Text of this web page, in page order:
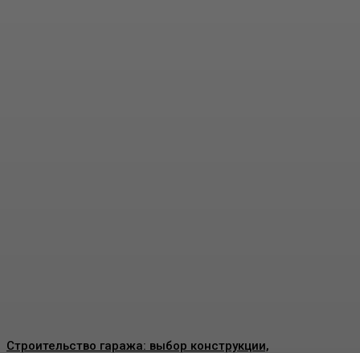
Строительство гаража: выбор конструкции,